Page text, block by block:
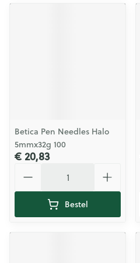
Betica Pen Needles Halo
5mmx32g 100
€ 20,83
Bestel